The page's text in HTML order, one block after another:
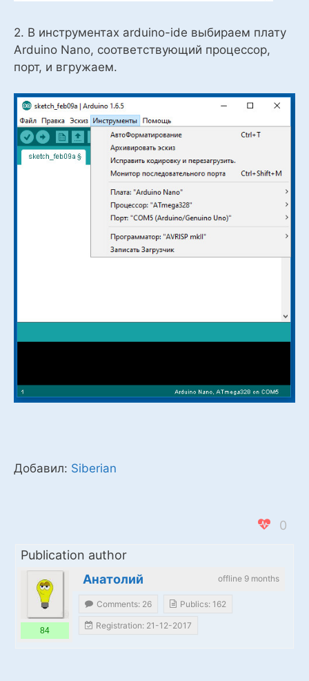
2. В инструментах arduino-ide выбираем плату
Arduino Nano, соответствующий процессор,
порт, и вгружаем.
Добавил: Siberian
0
Publication author
offline 9 months
Анатолий
84
Comments: 26 Publics: 162
Registration: 21-12-2017